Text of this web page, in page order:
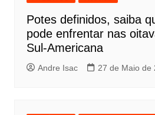
Potes definidos, saiba
pode enfrentar nas
Sul-Americana
Andre Isac 27 de Maio de